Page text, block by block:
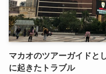
マカオのツアーガイドと
に起きたトラブル